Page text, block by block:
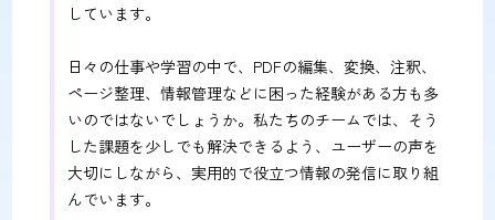
しています。
日々の仕事や学習の中で、PDFの編集、変換、注釈、
ページ整理、情報管理などに困った経験がある方も多
いのではないでしょうか。私たちのチームでは、そう
した課題を少しでも解決できるよう、ユーザーの声を
大切にしながら、実用的で役立つ情報の発信に取り組
んでいます。